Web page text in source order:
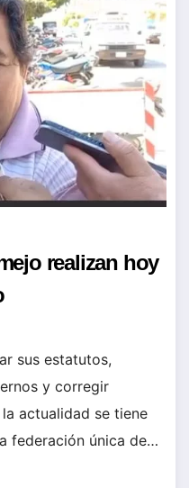
realizan hoy
sus estatutos,
y corregir
actualidad se tiene
federación única de…